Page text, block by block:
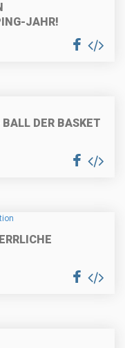
JAHR!
DER BASKET